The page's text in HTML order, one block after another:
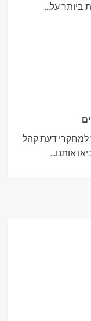
ביותר על...
למחקרי דעת קהל
אותנו...